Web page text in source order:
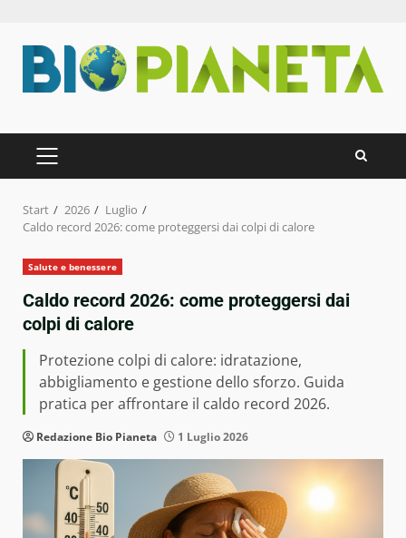
Inhalt
springen
PRIMÄRES
MENÜ
Start 2026
Luglio
Caldo record 2026: come proteggersi dai colpi di calore
Salute e benessere
Caldo record 2026: come proteggersi dai
colpi di calore
Protezione colpi di calore: idratazione,
abbigliamento e gestione dello sforzo. Guida
pratica per affrontare il caldo record 2026.
Redazione Bio Pianeta 1 Luglio 2026